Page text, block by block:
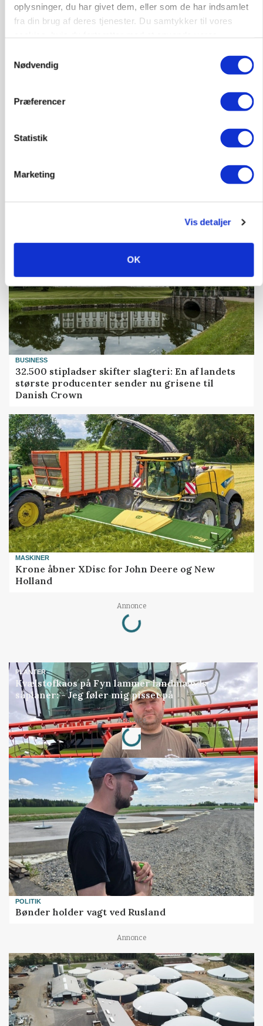
oplysninger, du har givet dem, eller som de har indsamlet
fra din brug af deres tjenester. Du samtykker til vores
Nødvendig
Præferencer
Statistik
Marketing
Vis detaljer
OK
Annonce
Loading...
BUSINESS
32.500 stipladser skifter slagteri: En af landets
største producenter sender nu grisene til
Danish Crown
MASKINER
Krone åbner XDisc for John Deere og New
Holland
Annonce
Loading...
PLANTER
Kvælstofkaos på Fyn lammer landmænds
såplaner: - Jeg føler mig pisset på
Annonce
Loading...
POLITIK
Bønder holder vagt ved Rusland
Annonce